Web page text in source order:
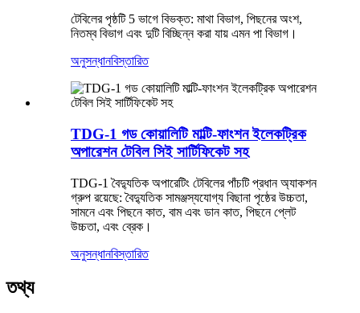
টেবিলের পৃষ্ঠটি 5 ভাগে বিভক্ত: মাথা বিভাগ, পিছনের অংশ,
নিতম্ব বিভাগ এবং দুটি বিচ্ছিন্ন করা যায় এমন পা বিভাগ।
অনুসন্ধানবিস্তারিত
TDG-1 গড কোয়ালিটি মাল্টি-ফাংশন ইলেকট্রিক
অপারেশন টেবিল সিই সার্টিফিকেট সহ
TDG-1 বৈদ্যুতিক অপারেটিং টেবিলের পাঁচটি প্রধান অ্যাকশন
গ্রুপ রয়েছে: বৈদ্যুতিক সামঞ্জস্যযোগ্য বিছানা পৃষ্ঠের উচ্চতা,
সামনে এবং পিছনে কাত, বাম এবং ডান কাত, পিছনে প্লেট
উচ্চতা, এবং ব্রেক।
অনুসন্ধানবিস্তারিত
তথ্য